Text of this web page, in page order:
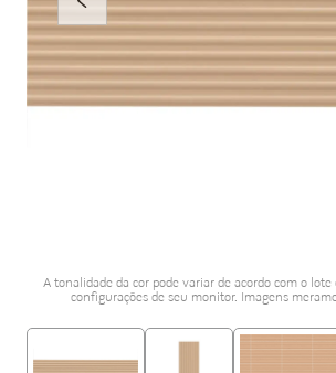
A tonalidade da cor pode variar de acordo com o
configurações de seu monitor. Imagens
10º